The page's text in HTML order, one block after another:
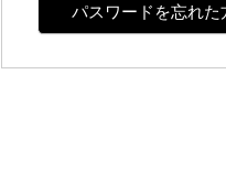
パスワードを忘れた